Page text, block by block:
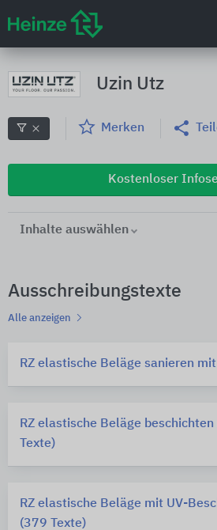
Uzin Utz
Merken
Kostenloser
Inhalte auswählen
Ausschreibungstexte
Alle anzeigen
RZ elastische Beläge sanieren
RZ elastische Beläge
Texte)
RZ elastische Beläge mit UV-
(379 Texte)